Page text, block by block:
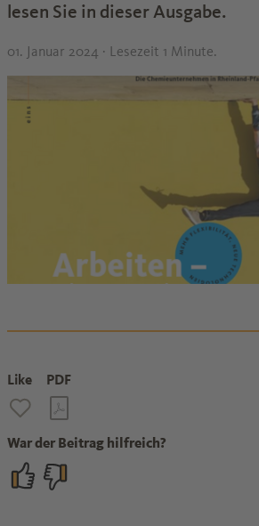
lesen Sie in dieser Ausgabe.
01. Januar 2024 · Lesezeit 1 Minute.
Like PDF
War der Beitrag hilfreich?